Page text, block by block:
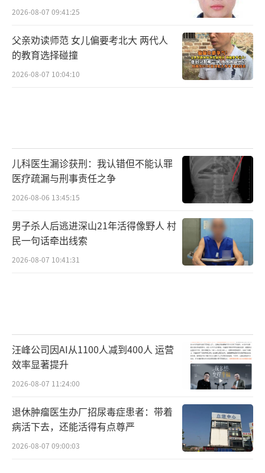
2026-08-07 09:41:25
父亲劝读师范 女儿偏要考北大 两代人
的教育选择碰撞
2026-08-07 10:04:10
儿科医生漏诊获刑：我认错但不能认罪
医疗疏漏与刑事责任之争
2026-08-06 13:45:15
男子杀人后逃进深山21年活得像野人 村
民一句话牵出线索
2026-08-07 10:41:31
汪峰公司因AI从1100人减到400人 运营
效率显著提升
2026-08-07 11:24:00
退休肿瘤医生办厂招尿毒症患者：带着
病活下去，还能活得有点尊严
2026-08-07 09:00:03